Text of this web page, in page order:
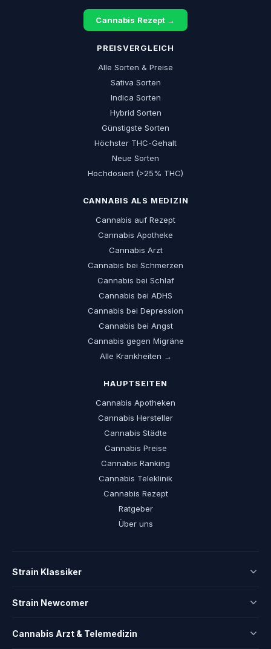
Cannabis Rezept →
PREISVERGLEICH
Alle Sorten & Preise
Sativa Sorten
Indica Sorten
Hybrid Sorten
Günstigste Sorten
Höchster THC-Gehalt
Neue Sorten
Hochdosiert (>25% THC)
CANNABIS ALS MEDIZIN
Cannabis auf Rezept
Cannabis Apotheke
Cannabis Arzt
Cannabis bei Schmerzen
Cannabis bei Schlaf
Cannabis bei ADHS
Cannabis bei Depression
Cannabis bei Angst
Cannabis gegen Migräne
Alle Krankheiten →
HAUPTSEITEN
Cannabis Apotheken
Cannabis Hersteller
Cannabis Städte
Cannabis Preise
Cannabis Ranking
Cannabis Teleklinik
Cannabis Rezept
Ratgeber
Über uns
Strain Klassiker
Strain Newcomer
Cannabis Arzt & Telemedizin